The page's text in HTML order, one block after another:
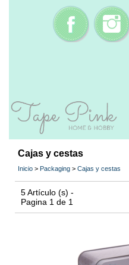
Cajas y cestas
Inicio > Packaging > Cajas y cestas
5 Artículo (s) -
Pagina 1 de 1